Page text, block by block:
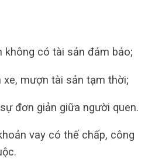
không có tài sản đảm bảo;
xe, mượn tài sản tạm thời;
đơn giản giữa người quen.
vay có thế chấp, công